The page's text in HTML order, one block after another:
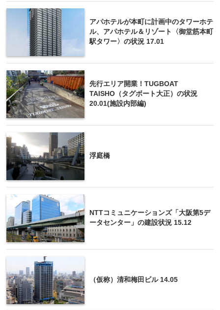
アパホテルが本町に計画中のタワーホテ
ル、アパホテル＆リゾート〈御堂筋本町
駅タワー〉の状況 17.01
先行エリア開業！TUGBOAT
TAISHO（タグボート大正）の状況
20.01(施設内部編)
浮庭橋
NTTコミュニケーションズ「大阪第5デ
ータセンター」の建設状況 15.12
（仮称）清和梅田ビル 14.05